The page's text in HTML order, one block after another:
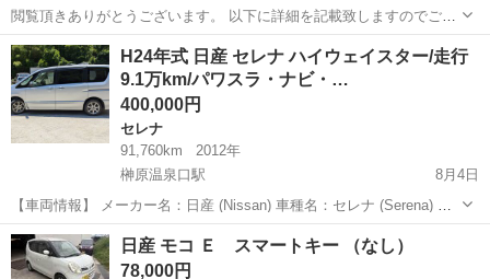
閲覧頂きありがとうございます。 以下に詳細を記載致しますのでご確
認お願い致します。 【車両情報】 車種：セレナハイブリッド ハイウ
ェイスター Vセレクション+SafetyII S-HYBRID 年式：平成27年7月
型...
三重 津市 久居駅 セレナ
H24年式 日産 セレナ ハイウェイスター/走行
9.1万km/パワスラ・ナビ・…
400,000円
セレナ
91,760km
2012年
榊原温泉口駅
8月4日
【車両情報】 メーカー名：日産 (Nissan) 車種名：セレナ (Serena) グ
レード：ハイウェイスター (Highway Star) 年式：平成24年 (2012年) 走
行距離：91,760 km 車検...
三重 津市 榊原温泉口駅 セレナ ハイウェイスター
日産 モコ Ｅ スマートキー （なし）
78,000円